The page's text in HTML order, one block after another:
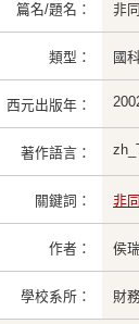
篇名/題名： 非
類型： 國
西元出版年：
著作語言：
關鍵詞： 非
作者： 侯
學校系所： 財